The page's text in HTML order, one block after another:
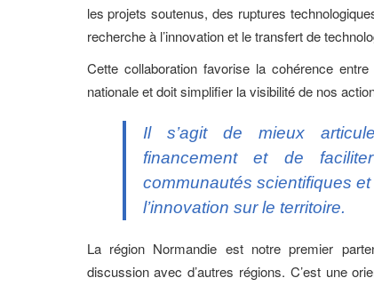
les projets soutenus, des ruptures
recherche à l’innovation et le transfert de
Cette collaboration favorise la cohérence
nationale et doit simplifier la visibilité de nos
Il s’agit de mieux
financement et de
communautés scientifiques
l’innovation sur le territoire.
La région Normandie est notre premier
discussion avec d’autres régions. C’est une